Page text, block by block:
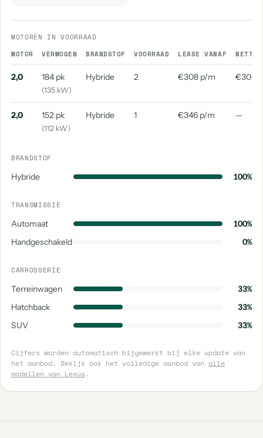
MOTOREN IN VOORRAAD
MOTOR
VERMOGEN BRANDSTOF VOORRAAD LEASE VANAF NETTO
2,0 184 pk
(135 kW)
Hybride 2 €308 p/m €306
2,0 152 pk
(112 kW)
Hybride 1 €346 p/m —
BRANDSTOF
Hybride 100%
TRANSMISSIE
Automaat
100%
Handgeschakeld
0%
CARROSSERIE
Terreinwagen
33%
Hatchback
33%
SUV
33%
Cijfers worden automatisch bijgewerkt bij elke update van
het aanbod. Bekijk ook het volledige aanbod van alle
modellen van Lexus .